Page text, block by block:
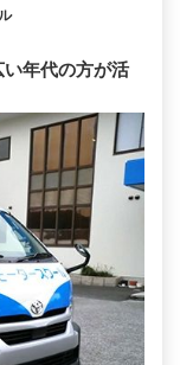
年代の方が活